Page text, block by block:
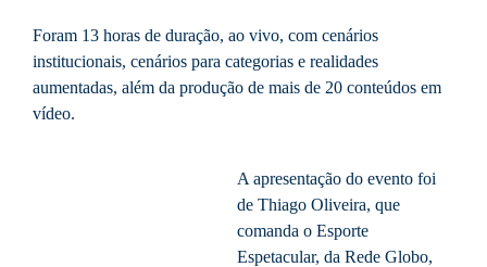
Foram 13 horas de duração, ao vivo, com cenários
institucionais, cenários para categorias e realidades
aumentadas, além da produção de mais de 20 conteúdos em
vídeo.
A apresentação do evento foi
de Thiago Oliveira, que
comanda o Esporte
Espetacular, da Rede Globo,